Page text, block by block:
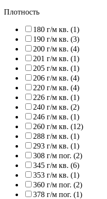
Плотность
180 г/м кв. (1)
190 г/м кв. (3)
200 г/м кв. (4)
201 г/м кв. (1)
205 г/м кв. (1)
206 г/м кв. (4)
220 г/м кв. (4)
226 г/м кв. (1)
240 г/м кв. (2)
246 г/м кв. (1)
260 г/м кв. (12)
288 г/м кв. (1)
293 г/м кв. (1)
308 г/м пог. (2)
345 г/м кв. (6)
353 г/м кв. (1)
360 г/м пог. (2)
378 г/м пог. (1)